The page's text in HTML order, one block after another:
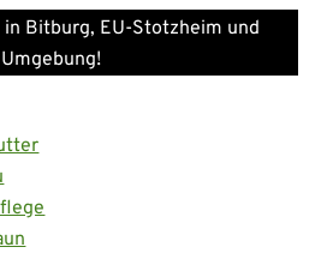
Bitburg, EU-Stotzheim und
Umgebung!